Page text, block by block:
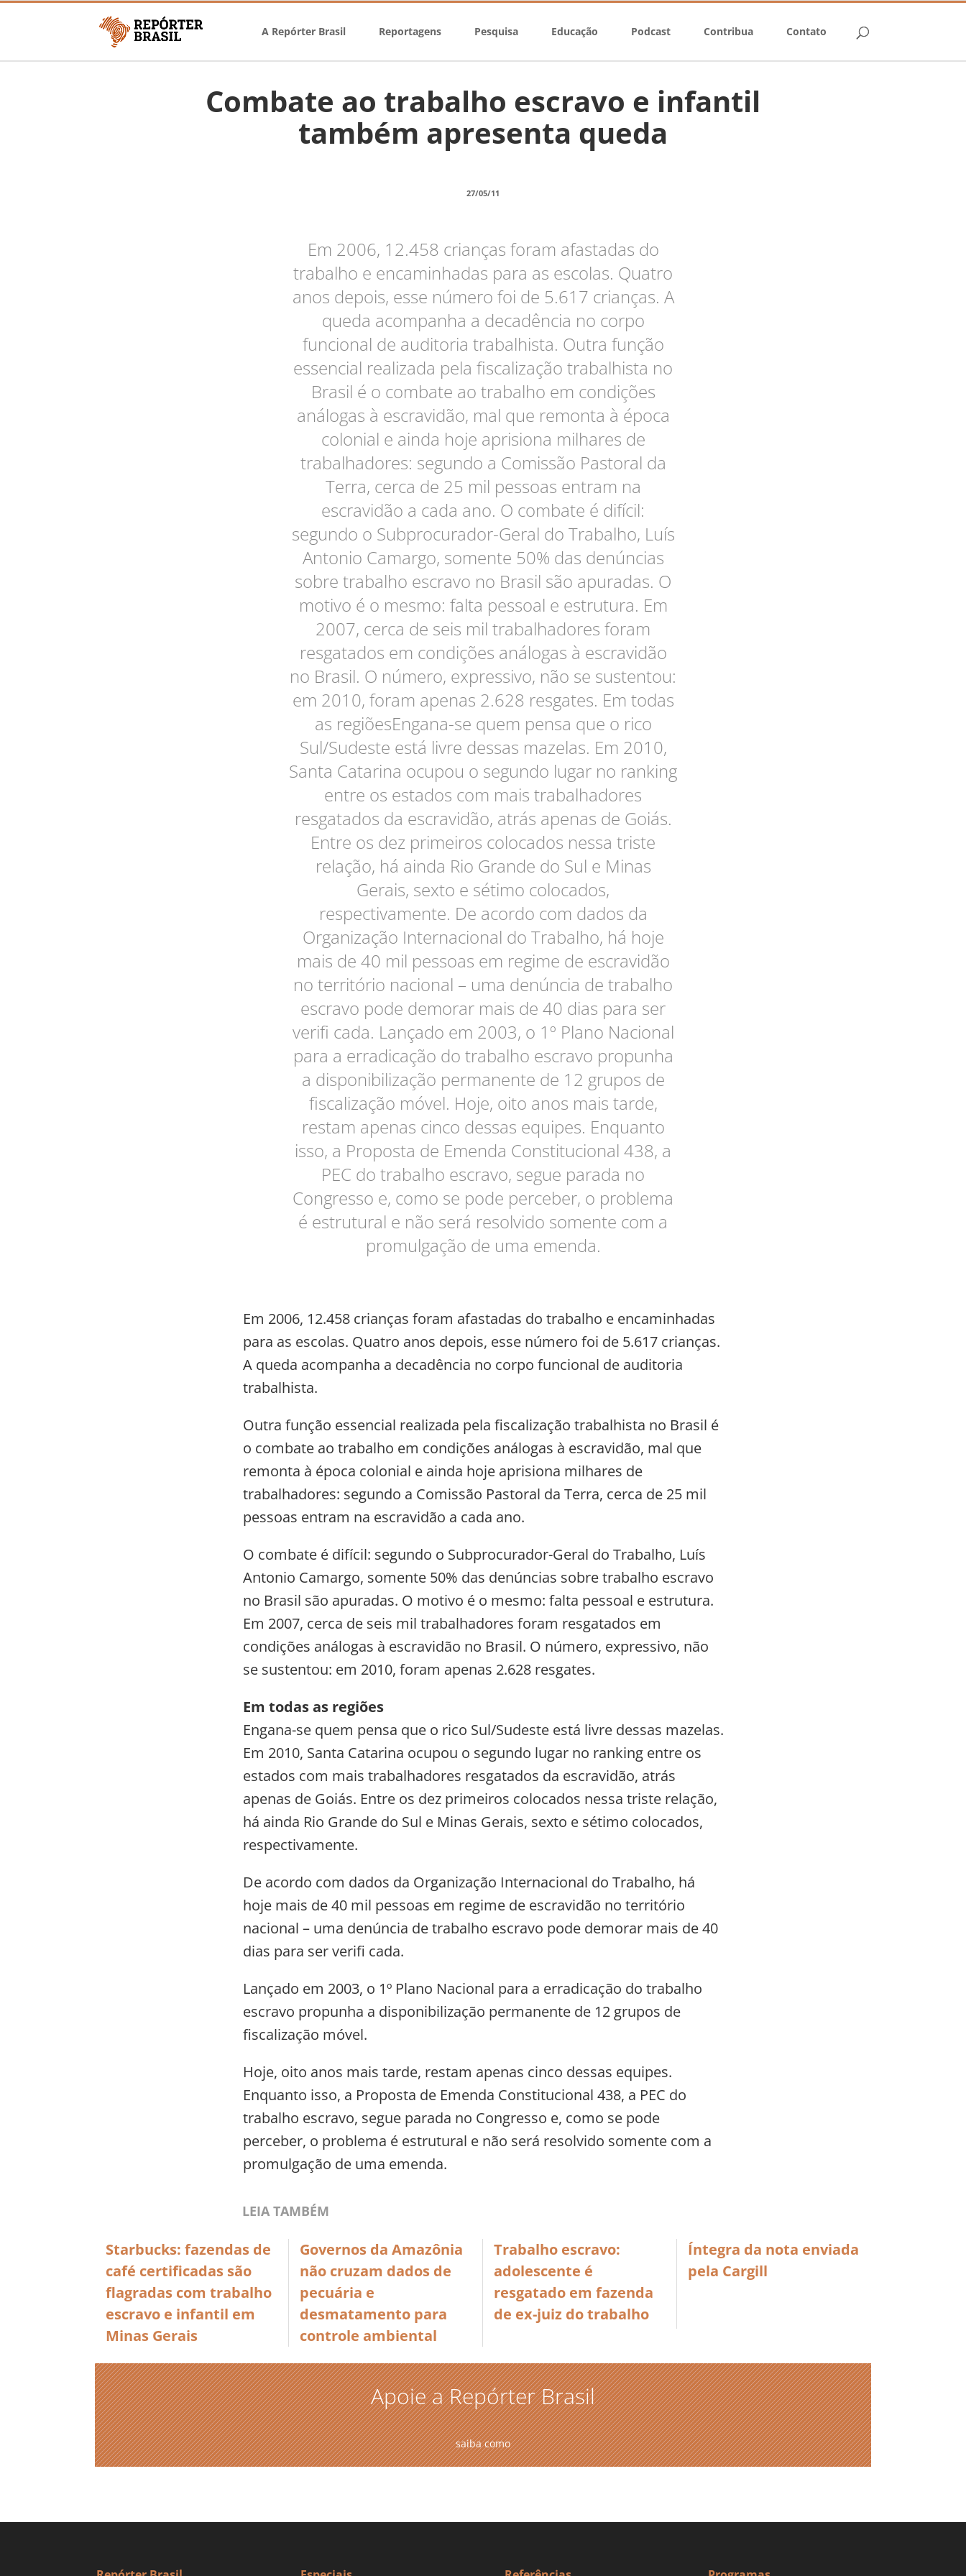
A Repórter Brasil Reportagens Pesquisa Educação Podcast Contribua Contato
Combate ao trabalho escravo e infantil
também apresenta queda
27/05/11
Em 2006, 12.458 crianças foram afastadas do
trabalho e encaminhadas para as escolas. Quatro
anos depois, esse número foi de 5.617 crianças. A
queda acompanha a decadência no corpo
funcional de auditoria trabalhista. Outra função
essencial realizada pela fiscalização trabalhista no
Brasil é o combate ao trabalho em condições
análogas à escravidão, mal que remonta à época
colonial e ainda hoje aprisiona milhares de
trabalhadores: segundo a Comissão Pastoral da
Terra, cerca de 25 mil pessoas entram na
escravidão a cada ano. O combate é difícil:
segundo o Subprocurador-Geral do Trabalho, Luís
Antonio Camargo, somente 50% das denúncias
sobre trabalho escravo no Brasil são apuradas. O
motivo é o mesmo: falta pessoal e estrutura. Em
2007, cerca de seis mil trabalhadores foram
resgatados em condições análogas à escravidão
no Brasil. O número, expressivo, não se sustentou:
em 2010, foram apenas 2.628 resgates. Em todas
as regiõesEngana-se quem pensa que o rico
Sul/Sudeste está livre dessas mazelas. Em 2010,
Santa Catarina ocupou o segundo lugar no ranking
entre os estados com mais trabalhadores
resgatados da escravidão, atrás apenas de Goiás.
Entre os dez primeiros colocados nessa triste
relação, há ainda Rio Grande do Sul e Minas
Gerais, sexto e sétimo colocados,
respectivamente. De acordo com dados da
Organização Internacional do Trabalho, há hoje
mais de 40 mil pessoas em regime de escravidão
no território nacional – uma denúncia de trabalho
escravo pode demorar mais de 40 dias para ser
verifi cada. Lançado em 2003, o 1º Plano Nacional
para a erradicação do trabalho escravo propunha
a disponibilização permanente de 12 grupos de
fiscalização móvel. Hoje, oito anos mais tarde,
restam apenas cinco dessas equipes. Enquanto
isso, a Proposta de Emenda Constitucional 438, a
PEC do trabalho escravo, segue parada no
Congresso e, como se pode perceber, o problema
é estrutural e não será resolvido somente com a
promulgação de uma emenda.
Em 2006, 12.458 crianças foram afastadas do trabalho e encaminhadas
para as escolas. Quatro anos depois, esse número foi de 5.617 crianças.
A queda acompanha a decadência no corpo funcional de auditoria
trabalhista.
Outra função essencial realizada pela fiscalização trabalhista no Brasil é
o combate ao trabalho em condições análogas à escravidão, mal que
remonta à época colonial e ainda hoje aprisiona milhares de
trabalhadores: segundo a Comissão Pastoral da Terra, cerca de 25 mil
pessoas entram na escravidão a cada ano.
O combate é difícil: segundo o Subprocurador-Geral do Trabalho, Luís
Antonio Camargo, somente 50% das denúncias sobre trabalho escravo
no Brasil são apuradas. O motivo é o mesmo: falta pessoal e estrutura.
Em 2007, cerca de seis mil trabalhadores foram resgatados em
condições análogas à escravidão no Brasil. O número, expressivo, não
se sustentou: em 2010, foram apenas 2.628 resgates.
Em todas as regiões
Engana-se quem pensa que o rico Sul/Sudeste está livre dessas mazelas.
Em 2010, Santa Catarina ocupou o segundo lugar no ranking entre os
estados com mais trabalhadores resgatados da escravidão, atrás
apenas de Goiás. Entre os dez primeiros colocados nessa triste relação,
há ainda Rio Grande do Sul e Minas Gerais, sexto e sétimo colocados,
respectivamente.
De acordo com dados da Organização Internacional do Trabalho, há
hoje mais de 40 mil pessoas em regime de escravidão no território
nacional – uma denúncia de trabalho escravo pode demorar mais de 40
dias para ser verifi cada.
Lançado em 2003, o 1º Plano Nacional para a erradicação do trabalho
escravo propunha a disponibilização permanente de 12 grupos de
fiscalização móvel.
Hoje, oito anos mais tarde, restam apenas cinco dessas equipes.
Enquanto isso, a Proposta de Emenda Constitucional 438, a PEC do
trabalho escravo, segue parada no Congresso e, como se pode
perceber, o problema é estrutural e não será resolvido somente com a
promulgação de uma emenda.
LEIA TAMBÉM
Starbucks: fazendas de
café certificadas são
flagradas com trabalho
escravo e infantil em
Minas Gerais
Governos da Amazônia
não cruzam dados de
pecuária e
desmatamento para
controle ambiental
Trabalho escravo:
adolescente é
resgatado em fazenda
de ex-juiz do trabalho
Íntegra da nota enviada
pela Cargill
Apoie a Repórter Brasil
saiba como